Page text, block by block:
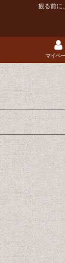
観る前に
マイペ